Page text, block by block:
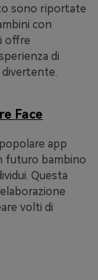
sono riportate
con
offre
di
Face
app
futuro bambino
Questa
volti di